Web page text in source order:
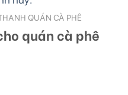
QUÁN CÀ PHÊ
quán cà phê